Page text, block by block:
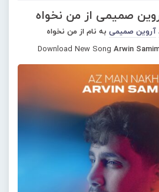
صمیمی از من نخواه
آروین صمیمی به نام از من نخواه
Download New Song Arwin